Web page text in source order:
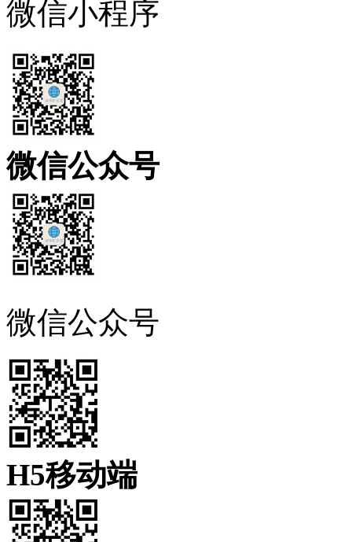
微信小程序
微信公众号
微信公众号
H5移动端